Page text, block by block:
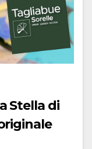
Stella di